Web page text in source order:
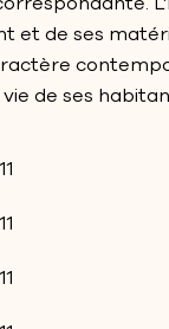
et de ses
de ses